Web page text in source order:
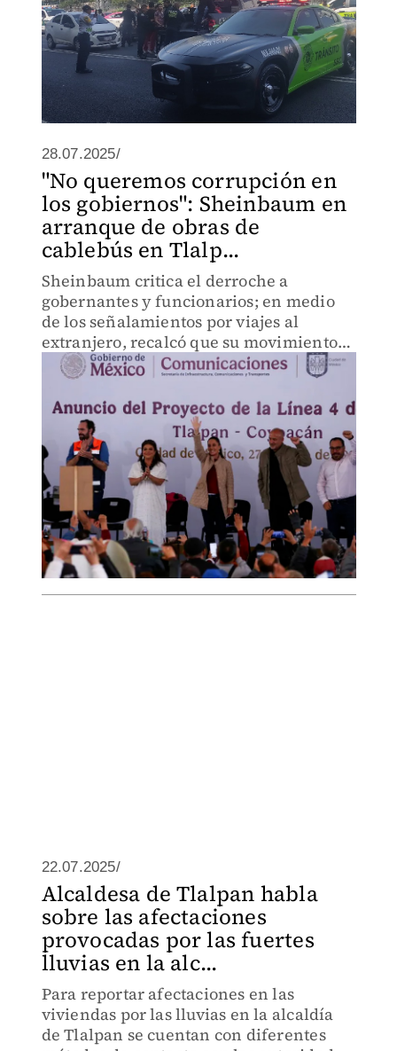
28.07.2025/
"No queremos corrupción en
los gobiernos": Sheinbaum en
arranque de obras de
cablebús en Tlalp...
Sheinbaum critica el derroche a
gobernantes y funcionarios; en medio
de los señalamientos por viajes al
extranjero, recalcó que su movimiento
debe guardarse la austeridad y expresó
un rechazo a la corrupción.
22.07.2025/
Alcaldesa de Tlalpan habla
sobre las afectaciones
provocadas por las fuertes
lluvias en la alc...
Para reportar afectaciones en las
viviendas por las lluvias en la alcaldía
de Tlalpan se cuentan con diferentes